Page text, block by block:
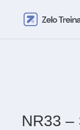
NR33 –